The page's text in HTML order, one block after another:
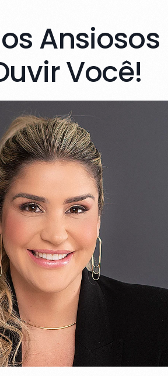
Ansiosos
Você!